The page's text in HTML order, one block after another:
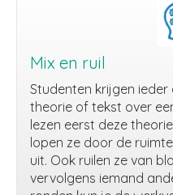
Mix en ruil
Studenten krijgen
theorie of tekst over
lezen eerst deze
lopen ze door de
uit. Ook ruilen ze van
vervolgens iemand